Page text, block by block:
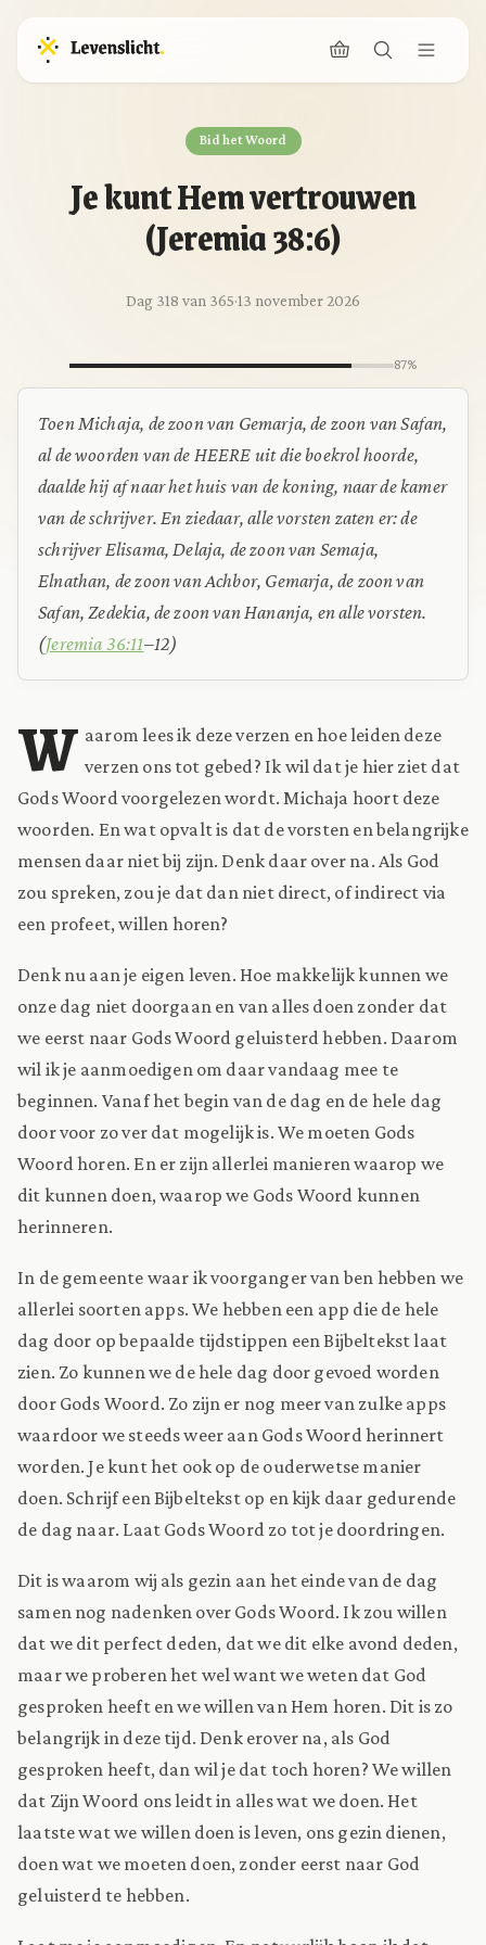
Bid het Woord
Je kunt Hem vertrouwen
(Jeremia 38:6)
Dag 318 van 365·13 november 2026
87%
Toen Michaja, de zoon van Gemarja, de zoon van Safan,
al de woorden van de HEERE uit die boekrol hoorde,
daalde hij af naar het huis van de koning, naar de kamer
van de schrijver. En ziedaar, alle vorsten zaten er: de
schrijver Elisama, Delaja, de zoon van Semaja,
Elnathan, de zoon van Achbor, Gemarja, de zoon van
Safan, Zedekia, de zoon van Hananja, en alle vorsten.
(Jeremia 36:11–12)
W aarom lees ik deze verzen en hoe leiden deze
verzen ons tot gebed? Ik wil dat je hier ziet dat
Gods Woord voorgelezen wordt. Michaja hoort deze
woorden. En wat opvalt is dat de vorsten en belangrijke
mensen daar niet bij zijn. Denk daar over na. Als God
zou spreken, zou je dat dan niet direct, of indirect via
een profeet, willen horen?
Denk nu aan je eigen leven. Hoe makkelijk kunnen we
onze dag niet doorgaan en van alles doen zonder dat
we eerst naar Gods Woord geluisterd hebben. Daarom
wil ik je aanmoedigen om daar vandaag mee te
beginnen. Vanaf het begin van de dag en de hele dag
door voor zo ver dat mogelijk is. We moeten Gods
Woord horen. En er zijn allerlei manieren waarop we
dit kunnen doen, waarop we Gods Woord kunnen
herinneren.
In de gemeente waar ik voorganger van ben hebben we
allerlei soorten apps. We hebben een app die de hele
dag door op bepaalde tijdstippen een Bijbeltekst laat
zien. Zo kunnen we de hele dag door gevoed worden
door Gods Woord. Zo zijn er nog meer van zulke apps
waardoor we steeds weer aan Gods Woord herinnert
worden. Je kunt het ook op de ouderwetse manier
doen. Schrijf een Bijbeltekst op en kijk daar gedurende
de dag naar. Laat Gods Woord zo tot je doordringen.
Dit is waarom wij als gezin aan het einde van de dag
samen nog nadenken over Gods Woord. Ik zou willen
dat we dit perfect deden, dat we dit elke avond deden,
maar we proberen het wel want we weten dat God
gesproken heeft en we willen van Hem horen. Dit is zo
belangrijk in deze tijd. Denk erover na, als God
gesproken heeft, dan wil je dat toch horen? We willen
dat Zijn Woord ons leidt in alles wat we doen. Het
laatste wat we willen doen is leven, ons gezin dienen,
doen wat we moeten doen, zonder eerst naar God
geluisterd te hebben.